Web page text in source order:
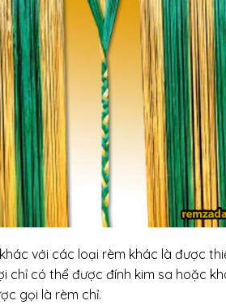
khác với các loại rèm khác là được
chỉ có thể được đính kim sa hoặc
gọi là rèm chỉ.